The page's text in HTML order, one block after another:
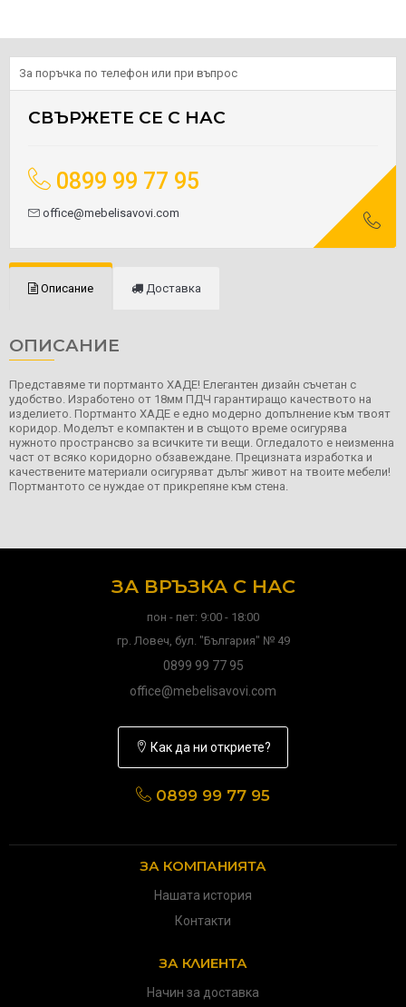
За поръчка по телефон или при въпрос
СВЪРЖЕТЕ СЕ С НАС
0899 99 77 95
office@mebelisavovi.com
Описание Доставка
ОПИСАНИЕ
Представяме ти портманто ХАДЕ! Елегантен дизайн съчетан с
удобство. Изработено от 18мм ПДЧ гарантиращо качеството на
изделието. Портманто ХАДЕ е едно модерно допълнение към твоят
коридор. Моделът е компактен и в същото време осигурява
нужното пространсво за всичките ти вещи. Огледалото е неизменна
част от всяко коридорно обзавеждане. Прецизната изработка и
качествените материали осигуряват дълъг живот на твоите мебели!
Портмантото се нуждае от прикрепяне към стена.
ЗА ВРЪЗКА С НАС
пон - пет: 9:00 - 18:00
гр. Ловеч, бул. "България" № 49
0899 99 77 95
office@mebelisavovi.com
Как да ни откриете?
0899 99 77 95
ЗА КОМПАНИЯТА
Нашата история
Контакти
ЗА КЛИЕНТА
Начин за доставка